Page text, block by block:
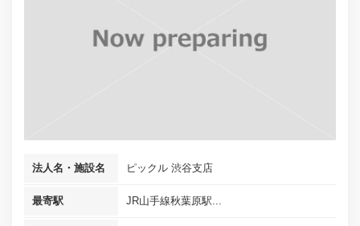
法人名・施設名 ピックル 渋谷支店
最寄駅 JR山手線秋葉原駅...